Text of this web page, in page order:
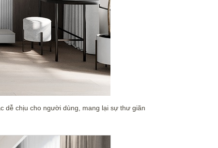
dễ chịu cho người dùng, mang lại sự thư giãn